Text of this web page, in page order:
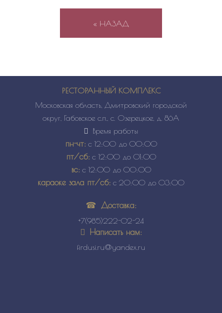
« НАЗАД
РЕСТОРАННЫЙ КОМПЛЕКС
Московская область, Дмитровский городской
округ, Габовское с.п., с. Озерецкое, д. 86А
Время работы
пн-чт:с 12:00 до 00:00
пт/сб:с 12:00 до 01:00
вс:с 12:00 до 00:00
караоке зала пт/сб: с 20:00 до 03:00
Доставка:
+7(985)222-02-24
Написать нам:
firdusi.ru@yandex.ru